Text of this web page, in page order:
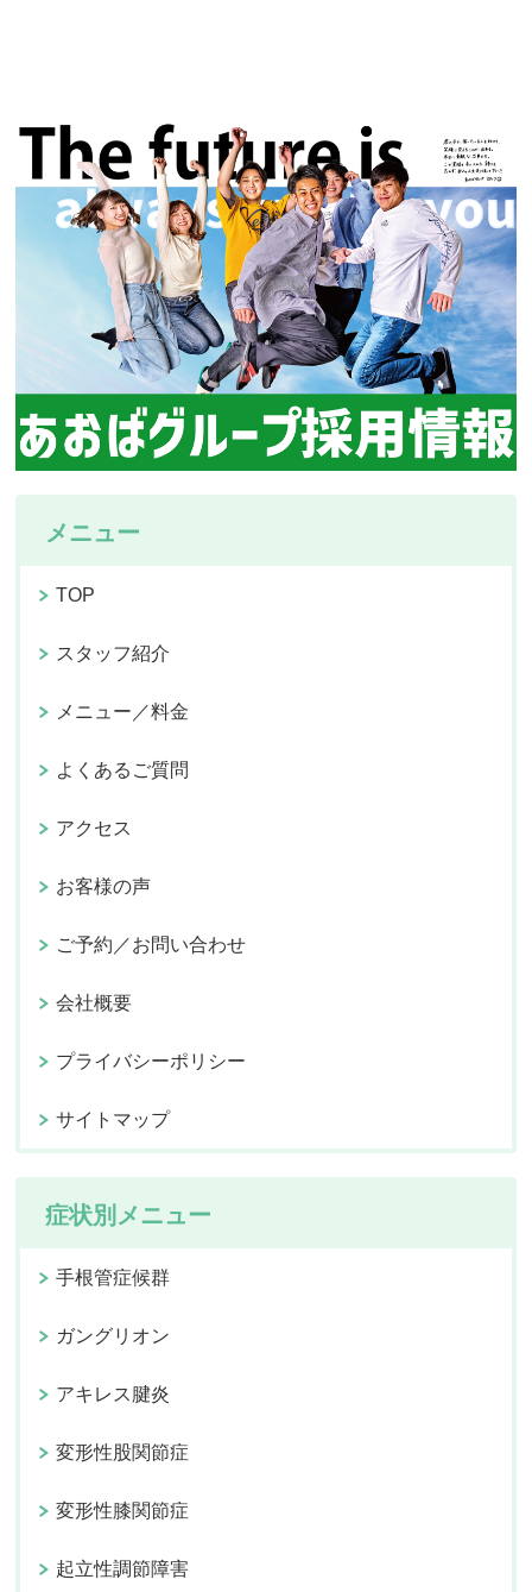
メニュー
TOP
スタッフ紹介
メニュー／料金
よくあるご質問
アクセス
お客様の声
ご予約／お問い合わせ
会社概要
プライバシーポリシー
サイトマップ
症状別メニュー
手根管症候群
ガングリオン
アキレス腱炎
変形性股関節症
変形性膝関節症
起立性調節障害